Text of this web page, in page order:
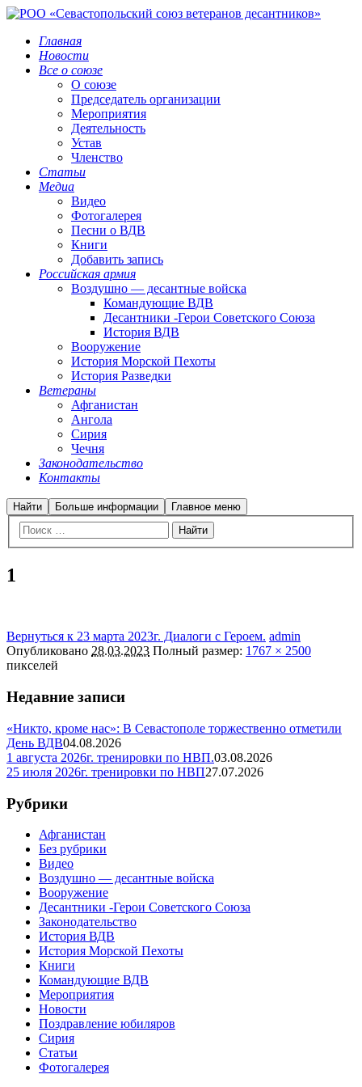
Главная
Новости
Все о союзе
О союзе
Председатель организации
Мероприятия
Деятельность
Устав
Членство
Статьи
Медиа
Видео
Фотогалерея
Песни о ВДВ
Книги
Добавить запись
Российская армия
Воздушно — десантные войска
Командующие ВДВ
Десантники -Герои Советского Союза
История ВДВ
Вооружение
История Морской Пехоты
История Разведки
Ветераны
Афганистан
Ангола
Сирия
Чечня
Законодательство
Контакты
Найти Больше информации Главное меню
1
Вернуться к 23 марта 2023г. Диалоги с Героем. admin
Опубликовано 28.03.2023 Полный размер: 1767 × 2500
пикселей
Недавние записи
«Никто, кроме нас»: В Севастополе торжественно отметили
День ВДВ04.08.2026
1 августа 2026г. тренировки по НВП.03.08.2026
25 июля 2026г. тренировки по НВП27.07.2026
Рубрики
Афганистан
Без рубрики
Видео
Воздушно — десантные войска
Вооружение
Десантники -Герои Советского Союза
Законодательство
История ВДВ
История Морской Пехоты
Книги
Командующие ВДВ
Мероприятия
Новости
Поздравление юбиляров
Сирия
Статьи
Фотогалерея